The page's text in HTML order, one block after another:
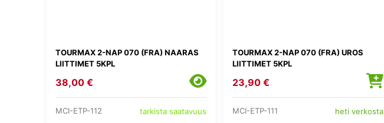
TOURMAX 2-NAP 070 (FRA) NAARAS
LIITTIMET 5KPL
38,00 €
MCI-ETP-112 tarkista saatavuus
TOURMAX 2-NAP 070 (FRA) UROS
LIITTIMET 5KPL
23,90 €
MCI-ETP-111 heti verkosta